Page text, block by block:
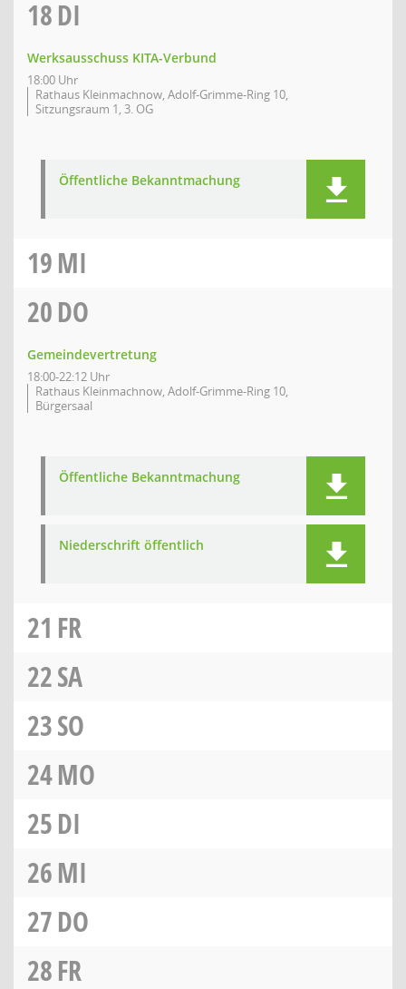
18DI
Werksausschuss KITA-Verbund
18:00 Uhr
Rathaus Kleinmachnow, Adolf-Grimme-Ring 10,
Sitzungsraum 1, 3. OG
Öffentliche Bekanntmachung
19MI
20DO
Gemeindevertretung
18:00-22:12 Uhr
Rathaus Kleinmachnow, Adolf-Grimme-Ring 10,
Bürgersaal
Öffentliche Bekanntmachung
Niederschrift öffentlich
21 FR
22SA
23SO
24MO
25DI
26MI
27DO
28FR